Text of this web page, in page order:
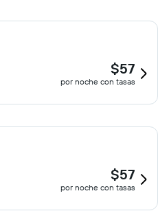
$57
por noche con tasas
$57
por noche con tasas